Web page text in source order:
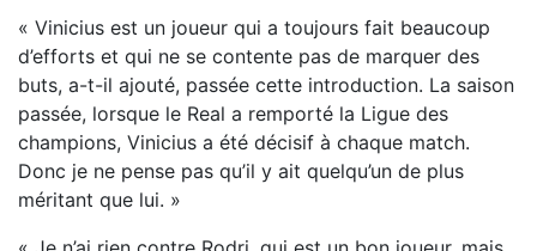
« Vinicius est un joueur qui a toujours fait beaucoup
d’efforts et qui ne se contente pas de marquer des
buts, a-t-il ajouté, passée cette introduction. La saison
passée, lorsque le Real a remporté la Ligue des
champions, Vinicius a été décisif à chaque match.
Donc je ne pense pas qu’il y ait quelqu’un de plus
méritant que lui. »